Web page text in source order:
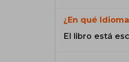
¿En qué
El libro está